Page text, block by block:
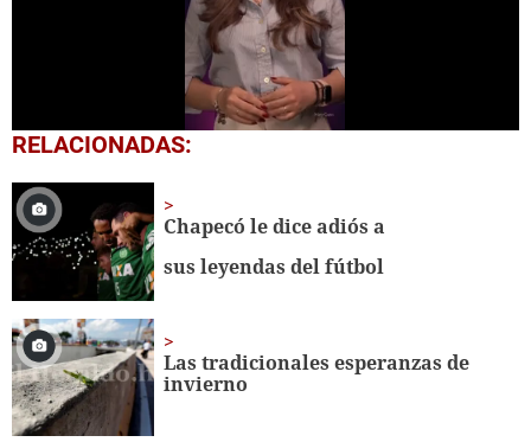
0
seconds
48
seconds
RELACIONADAS:
Chapecó le dice adiós a
sus leyendas del fútbol
Las tradicionales esperanzas de
invierno